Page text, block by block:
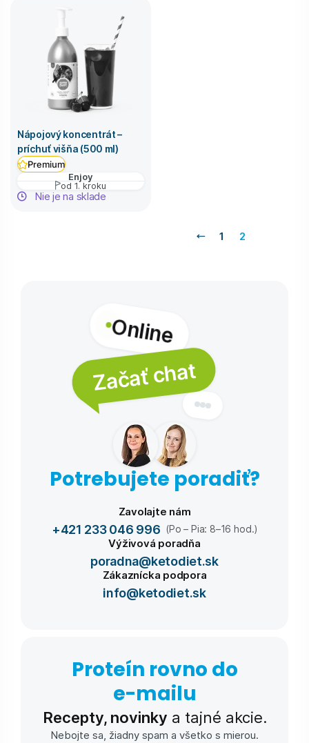
Nápojový koncentrát –
príchuť višňa (500 ml)
Premium
Enjoy
od 1. kroku
Nie je na sklade
1 2
Online
Začať chat
Potrebujete poradiť?
Zavolajte nám
+421 233 046 996 (Po – Pia: 8–16 hod.)
Výživová poradňa
poradna@ketodiet.sk
Zákaznícka podpora
info@ketodiet.sk
Proteín rovno do
e-⁠mailu
Recepty, novinky a tajné akcie.
Nebojte sa, žiadny spam a všetko s mierou.